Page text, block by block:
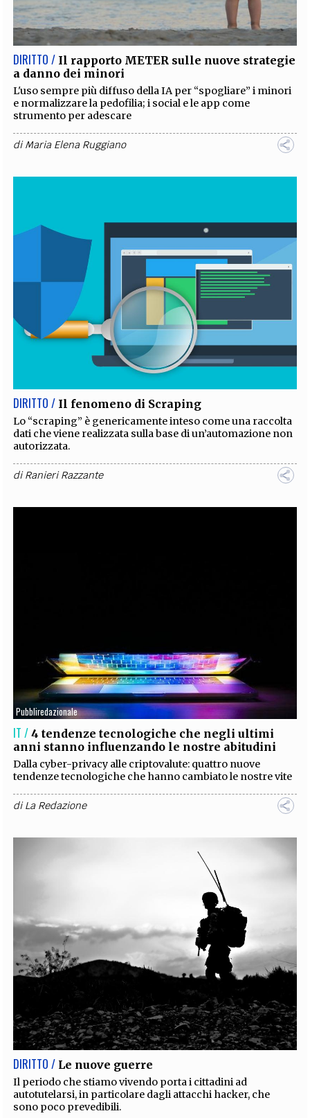
EXTRA
CODICI RUBRICHE LIBRI PROCEEDINGS PUBBLICITÀ CONTATTI
SOCIAL MEDIA
DIRITTO / Il rapporto METER sulle nuove strategie
a danno dei minori
L'uso sempre più diffuso della IA per “spogliare” i minori
e normalizzare la pedofilia; i social e le app come
strumento per adescare
diMaria Elena Ruggiano
DIRITTO / Il fenomeno di Scraping
Lo “scraping” è genericamente inteso come una raccolta
dati che viene realizzata sulla base di un’automazione non
autorizzata.
diRanieri Razzante
Pubbliredazionale
IT / 4 tendenze tecnologiche che negli ultimi
anni stanno influenzando le nostre abitudini
Dalla cyber-privacy alle criptovalute: quattro nuove
tendenze tecnologiche che hanno cambiato le nostre vite
diLa Redazione
DIRITTO / Le nuove guerre
Il periodo che stiamo vivendo porta i cittadini ad
autotutelarsi, in particolare dagli attacchi hacker, che
sono poco prevedibili.